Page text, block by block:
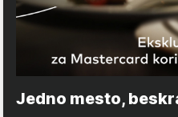
Jedno mesto,